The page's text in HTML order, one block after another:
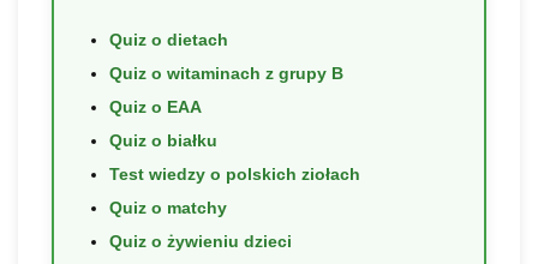
Quiz o dietach
Quiz o witaminach z grupy B
Quiz o EAA
Quiz o białku
Test wiedzy o polskich ziołach
Quiz o matchy
Quiz o żywieniu dzieci